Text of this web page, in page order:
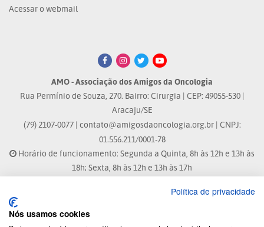
Acessar o webmail
AMO - Associação dos Amigos da Oncologia
Rua Permínio de Souza, 270. Bairro: Cirurgia | CEP: 49055-530 |
Aracaju/SE
(79) 2107-0077 | contato@amigosdaoncologia.org.br| CNPJ:
01.556.211/0001-78
Horário de funcionamento: Segunda a Quinta, 8h às 12h e 13h às
18h; Sexta, 8h às 12h e 13h às 17h
Site atualizado em: 04/08/2026 às 10:33h
® Marca Registrada
Política de privacidade
Nós usamos cookies